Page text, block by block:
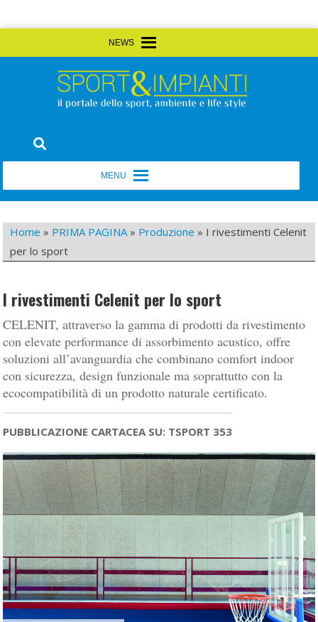
to
Sport&Impianti
Home » PRIMA PAGINA» Produzione » I rivestimenti Celenit
per lo sport
I rivestimenti Celenit per lo sport
CELENIT, attraverso la gamma di prodotti da rivestimento
con elevate performance di assorbimento acustico, offre
soluzioni all’avanguardia che combinano comfort indoor
con sicurezza, design funzionale ma soprattutto con la
ecocompatibilità di un prodotto naturale certificato.
PUBBLICAZIONE CARTACEA SU: TSPORT 353